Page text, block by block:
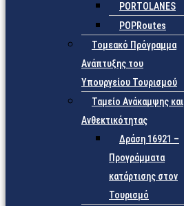
PORTOLANES
POPRoutes
Τομεακό Πρόγραμμα
Ανάπτυξης του
Υπουργείου Τουρισμού
Ταμείο Ανάκαμψης και
Ανθεκτικότητας
Δράση 16921 –
Προγράμματα
κατάρτισης στον
Τουρισμό